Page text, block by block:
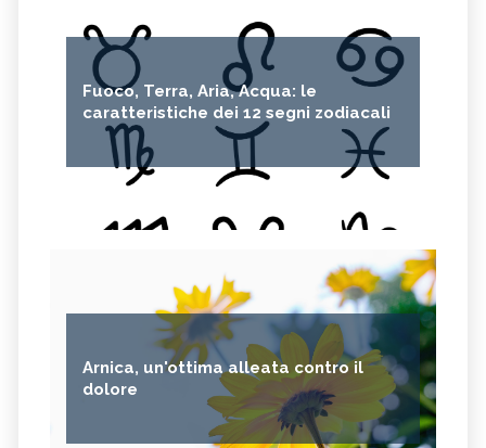
Fuoco, Terra, Aria, Acqua: le
caratteristiche dei 12 segni zodiacali
Arnica, un'ottima alleata contro il
dolore